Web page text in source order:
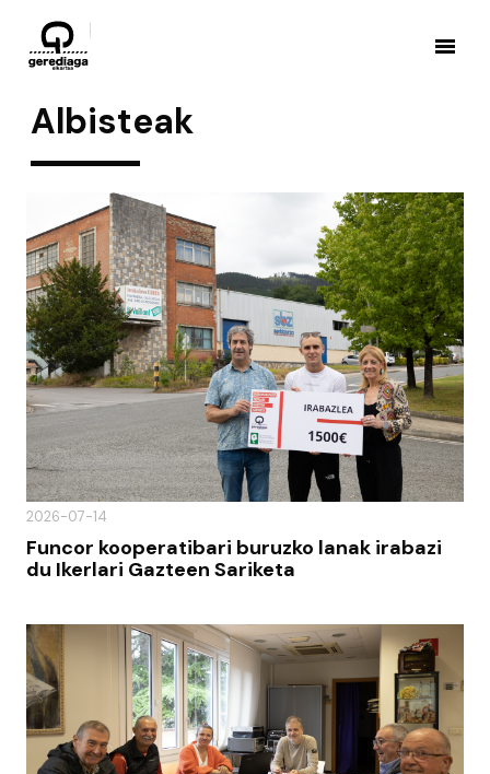
Albisteak
2026-07-14
Funcor kooperatibari buruzko lanak irabazi
du Ikerlari Gazteen Sariketa